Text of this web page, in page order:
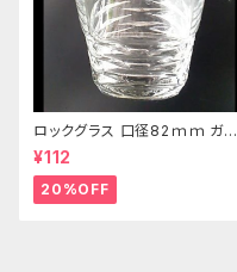
ロックグラス 口径82ｍｍ ガラ
ス製 250cc
¥112
20%OFF